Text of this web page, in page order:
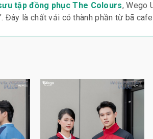
tập đồng phục The Colours, Wego
Đây là chất vải có thành phần từ bã